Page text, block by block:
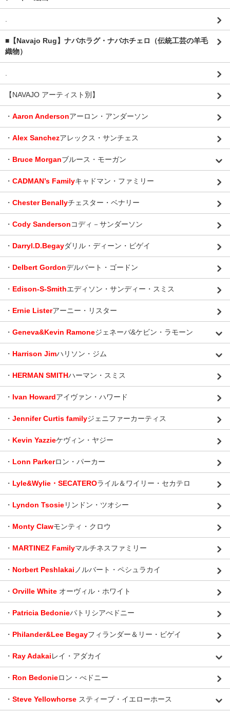
■【Navajo Rug】ナバホラグ・ナバホチェロ（伝統工芸の羊毛
織物）
【NAVAJO アーティスト別】
・ Aaron Andersonアーロン・アンダーソン
・ Alex Sanchezアレックス・サンチェス
・ Bruce Morganブルース・モーガン
・ CADMAN’s Familyキャドマン・ファミリー
・ Chester Benallyチェスター・ベナリー
・ Cody Sandersonコディ－サンダーソン
・ Darryl.D.Begayダリル・ディーン・ビゲイ
・ Delbert Gordonデルバート・ゴードン
・ Edison-S-Smithエディソン・サンディー・スミス
・ Ernie Listerアーニー・リスター
・ Geneva&Kevin Ramoneジェネーバ&ケビン・ラモーン
・ Harrison Jimハリソン・ジム
・ HERMAN SMITHハーマン・スミス
・ Ivan Howardアイヴァン・ハワード
・ Jennifer Curtis familyジェニファーカーティス
・ Kevin Yazzieケヴィン・ヤジー
・ Lonn Parkerロン・パーカー
・ Lyle&Wylie・SECATEROライル＆ワイリー・セカテロ
・ Lyndon Tsosieリンドン・ツオシー
・ Monty Clawモンティ・クロウ
・ MARTINEZ Familyマルチネスファミリー
・ Norbert Peshlakai ノルバート・ペシュラカイ
・ Orville White オーヴィル・ホワイト
・ Patricia Bedonieパトリシアべドニー
・ Philander&Lee Begayフィランダー＆リー・ビゲイ
・ Ray Adakaiレイ・アダカイ
・ Ron Bedonieロン・べドニー
・ Steve Yellowhorse スティーブ・イエローホース